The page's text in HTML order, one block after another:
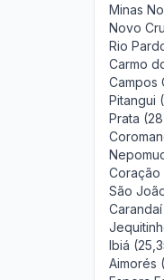
Minas
Novo
Rio
Carmo
Campos
Pitangui
Prata
Coração
São
Ibiá
Aimorés